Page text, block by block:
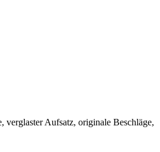
verglaster Aufsatz, originale Beschläge,